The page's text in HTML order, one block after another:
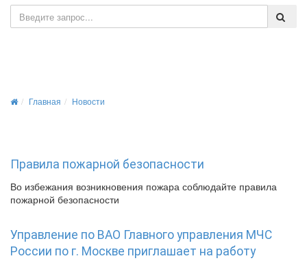
Главная Новости
Правила пожарной безопасности
Во избежания возникновения пожара соблюдайте правила
пожарной безопасности
Управление по ВАО Главного управления МЧС
России по г. Москве приглашает на работу